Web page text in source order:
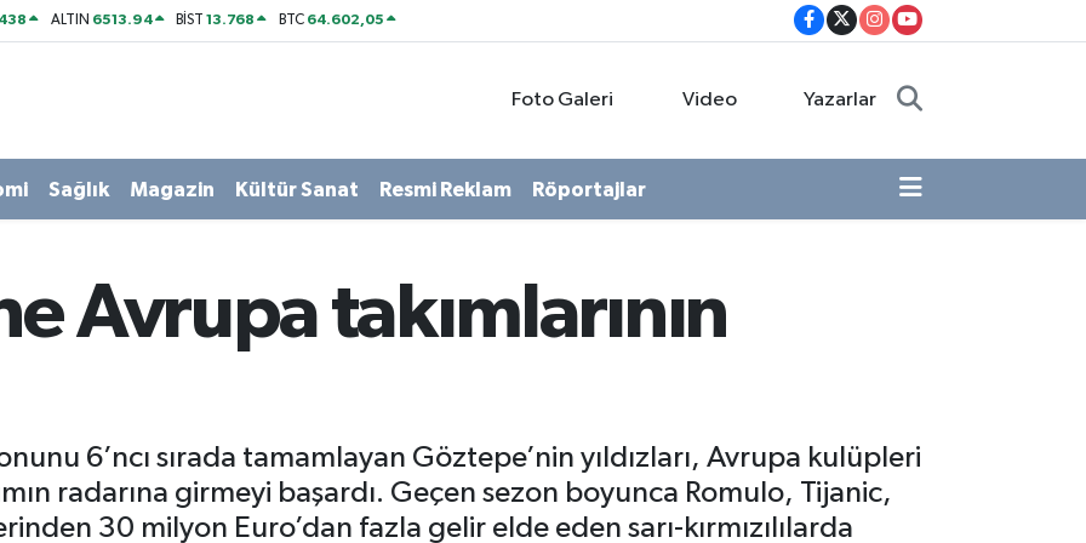
ALTIN 6513.94 BİST13.768 BTC 64.602,05
Foto Galeri Video Yazarlar
Sağlık Magazin Kültür Sanat Resmi Reklam Röportajlar
Avrupa takımlarının
6’ncı sırada tamamlayan Göztepe’nin yıldızları, Avrupa kulüpleri
radarına girmeyi başardı. Geçen sezon boyunca Romulo, Tijanic,
30 milyon Euro’dan fazla gelir elde eden sarı-kırmızılılarda